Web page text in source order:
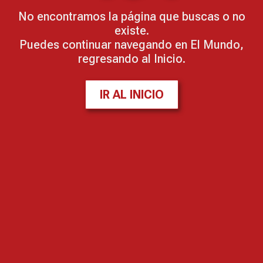
No encontramos la página que buscas o no
existe.
Puedes continuar navegando en El Mundo,
regresando al Inicio.
IR AL INICIO